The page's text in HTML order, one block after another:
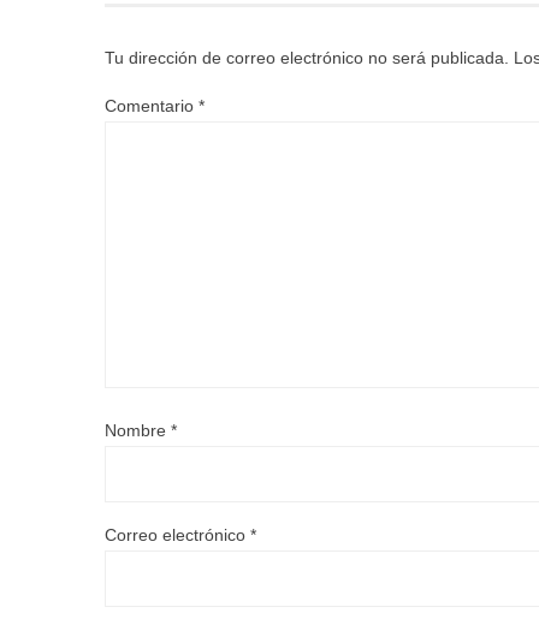
Tu dirección de correo electrónico no será publicada.
Comentario *
Nombre *
Correo electrónico *